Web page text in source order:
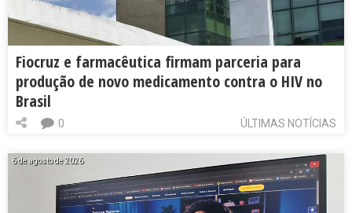
Fiocruz e farmacêutica firmam parceria para
produção de novo medicamento contra o HIV no
Brasil
ÚLTIMAS NOTÍCIAS
0
6 de agosto de 2026